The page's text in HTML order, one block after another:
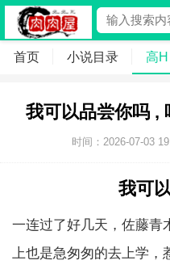
首页 小说目录 高H
我可以品尝你吗 ,
时间：2026-07-03
我可
一连过了好几天，佐藤青
上也是急匆匆的去上学，